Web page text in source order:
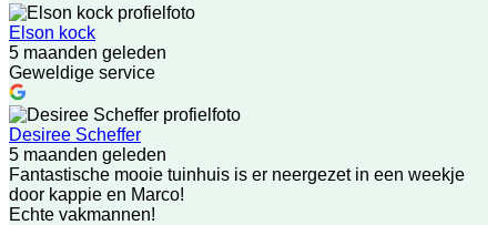
Elson kock
5 maanden geleden
Geweldige service
Desiree Scheffer
5 maanden geleden
Fantastische mooie tuinhuis is er neergezet in een weekje
door kappie en Marco!
Echte vakmannen!